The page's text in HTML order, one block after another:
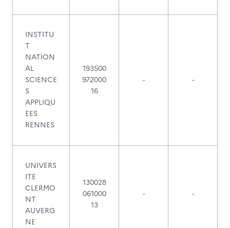
INSTITU
T
NATION
AL
SCIENCE
S
APPLIQU
EES
RENNES
193500
972000
16
- -
UNIVERS
ITE
CLERMO
NT
AUVERG
NE
130028
061000
13
- -